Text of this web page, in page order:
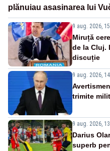
plănuiau asasinarea lui
9 aug. 2026,
Miruță
de la Cluj.
discuție
9 aug. 2026,
trimite
9 aug. 2026,
Darius
superb